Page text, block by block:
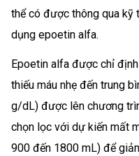
thể có được thông qua kỹ
dụng epoetin alfa.
Epoetin alfa được chỉ
thiếu máu nhẹ đến trung
g/dL) được lên chương
chọn lọc với dự kiến mất
900 đến 1800 mL) để